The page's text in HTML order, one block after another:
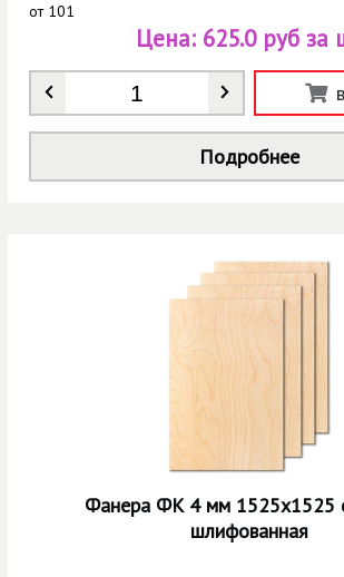
от101
Количество
Цена: 625.0 руб за
Подробнее
Фанера ФК 4 мм 1525х1525
шлифованная